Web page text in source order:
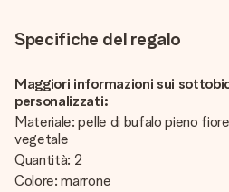
Specifiche del regalo
Maggiori informazioni sui
personalizzati:
Materiale: pelle di bufalo pieno
vegetale
Quantità: 2
Colore: marrone